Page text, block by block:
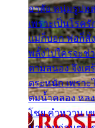
อาลัย หนุ่มรูปห
เพราะเป็นโรค
แม่ก็บอก พ่อก็สั่
พลั้งไปใครจะช่
ตามสนอง จึงเศ
ตระหนัก เพรา
ตมน้ำคลอง หล
โชย คำหวาน เ